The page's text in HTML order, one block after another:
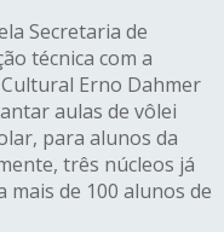
Secretaria de
técnica com a
Erno Dahmer
aulas de vôlei
para alunos da
três núcleos já
de 100 alunos de